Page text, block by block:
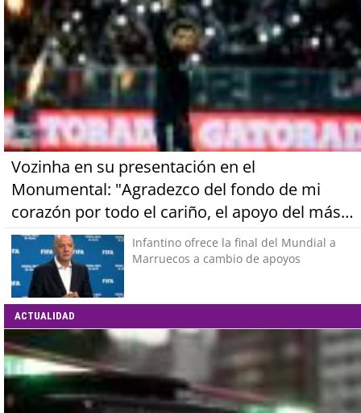
Vozinha en su presentación en el
Monumental: "Agradezco del fondo de mi
corazón por todo el cariño, el apoyo del más
grande de Chile"Infantino ofrece la final del Mundial a
Marruecos a cambio de apoyos
ACTUALIDAD